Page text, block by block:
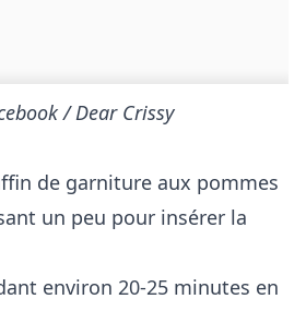
/ Dear Crissy
de garniture aux pommes
un peu pour insérer la
environ 20-25 minutes en